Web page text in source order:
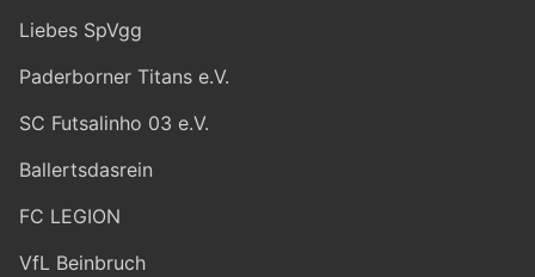
Liebes SpVgg
Paderborner Titans e.V.
SC Futsalinho 03 e.V.
Ballertsdasrein
FC LEGION
VfL Beinbruch